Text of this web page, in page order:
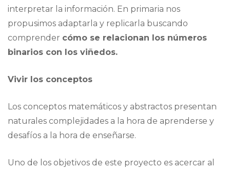
interpretar la información. En primaria nos
propusimos adaptarla y replicarla buscando
comprender cómo se relacionan los números
binarios con los viñedos.
Vivir los conceptos
Los conceptos matemáticos y abstractos presentan
naturales complejidades a la hora de aprenderse y
desafíos a la hora de enseñarse.
Uno de los objetivos de este proyecto es acercar al